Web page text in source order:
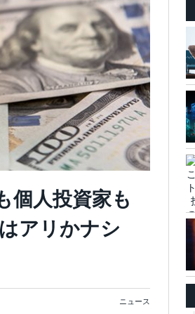
個人投資家も
アリかナシ
ニュース